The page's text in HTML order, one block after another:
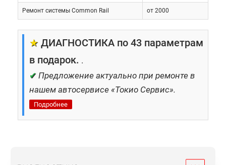
Форсунка – элемент, отвечающий за впрыск
топлива в цилиндр. Учитывая особенности
функционирования дизеля, это один из наиболее
Ремонт системы Common Rail от 2000
★ ДИАГНОСТИКА по 43 параметрам
в подарок. .
✔ Предложение актуально при ремонте в
нашем автосервисе «Токио Сервис».
Подробнее